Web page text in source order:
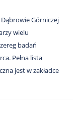
Górniczej
wielu
badań
Pełna lista
jest w zakładce